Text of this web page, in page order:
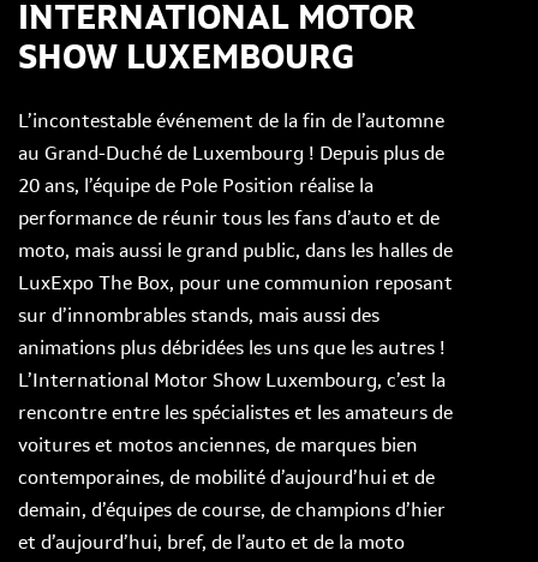
INTERNATIONAL MOTOR
SHOW LUXEMBOURG
L’incontestable événement de la fin de l’automne
au Grand-Duché de Luxembourg ! Depuis plus de
20 ans, l’équipe de Pole Position réalise la
performance de réunir tous les fans d’auto et de
moto, mais aussi le grand public, dans les halles de
LuxExpo The Box, pour une communion reposant
sur d’innombrables stands, mais aussi des
animations plus débridées les uns que les autres !
L’International Motor Show Luxembourg, c’est la
rencontre entre les spécialistes et les amateurs de
voitures et motos anciennes, de marques bien
contemporaines, de mobilité d’aujourd’hui et de
demain, d’équipes de course, de champions d’hier
et d’aujourd’hui, bref, de l’auto et de la moto